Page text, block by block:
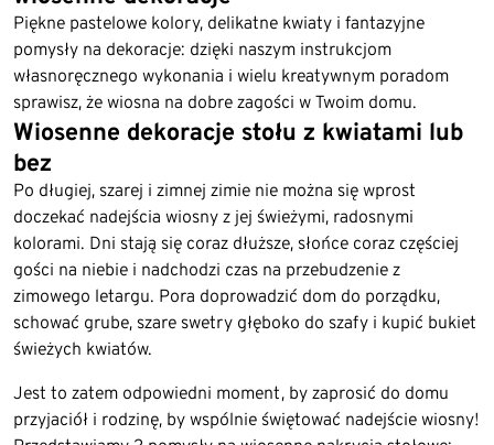
Piękne pastelowe kolory, delikatne kwiaty i fantazyjne
pomysły na dekoracje: dzięki naszym instrukcjom
własnoręcznego wykonania i wielu kreatywnym poradom
sprawisz, że wiosna na dobre zagości w Twoim domu.
Wiosenne dekoracje stołu z kwiatami lub
bez
Po długiej, szarej i zimnej zimie nie można się wprost
doczekać nadejścia wiosny z jej świeżymi, radosnymi
kolorami. Dni stają się coraz dłuższe, słońce coraz częściej
gości na niebie i nadchodzi czas na przebudzenie z
zimowego letargu. Pora doprowadzić dom do porządku,
schować grube, szare swetry głęboko do szafy i kupić bukiet
świeżych kwiatów.
Jest to zatem odpowiedni moment, by zaprosić do domu
przyjaciół i rodzinę, by wspólnie świętować nadejście wiosny!